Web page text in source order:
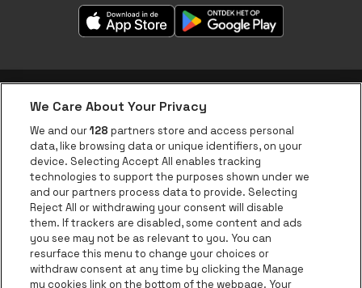
be•at app
be•at Corporate
be•at Business
Groepen
Helpcenter
Contact
We Care About Your Privacy
We and our128 partners store and access personal
data, like browsing data or unique identifiers, on your
device. Selecting Accept All enables tracking
technologies to support the purposes shown under we
and our partners process data to provide. Selecting
Reject All or withdrawing your consent will disable
them. If trackers are disabled, some content and ads
you see may not be as relevant to you. You can
resurface this menu to change your choices or
withdraw consent at any time by clicking the Manage
my cookies link on the bottom of the webpage. Your